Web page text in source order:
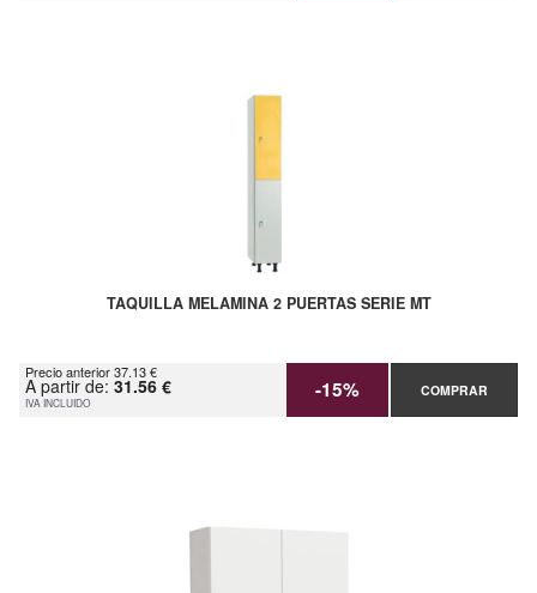
TAQUILLA MELAMINA 2 PUERTAS SERIE MT
Precio anterior 37.13 €
A partir de: 31.56 €
IVA INCLUIDO -15% COMPRAR